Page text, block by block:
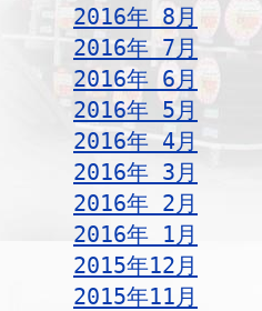
2016年 8月
2016年 7月
2016年 6月
2016年 5月
2016年 4月
2016年 3月
2016年 2月
2016年 1月
2015年12月
2015年11月